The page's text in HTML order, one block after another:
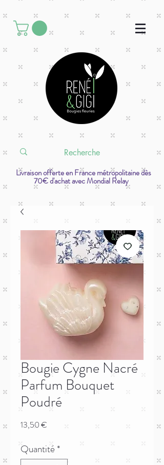
Livraison offerte en France métropolitaine dès
70€ d'achat avec Mondial Relay
Bougie Cygne Nacré
Parfum Bouquet
Poudré
13,50 €
Quantité *